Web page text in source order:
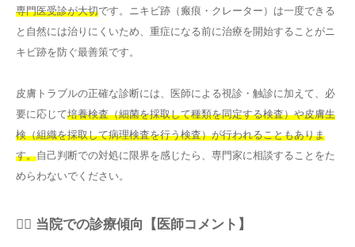
専門医受診が大切です。ニキビ跡（瘢痕・クレーター）は一度できる
と自然には治りにくいため、重症になる前に治療を開始することがニ
キビ跡を防ぐ最善策です。
皮膚トラブルの正確な診断には、医師による視診・触診に加えて、必
要に応じて培養検査（細菌を採取して種類を同定する検査）や皮膚生
検（組織を採取して病理検査を行う検査）が行われることもありま
す。自己判断での対処に限界を感じたら、専門家に相談することをた
めらわないでください。
👨‍⚕️ 当院での診療傾向【医師コメント】